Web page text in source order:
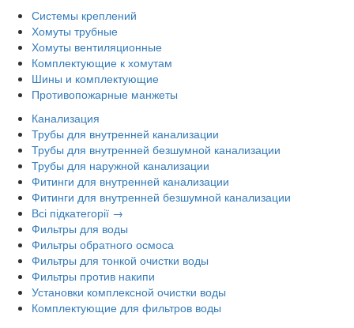
Системы креплений
Хомуты трубные
Хомуты вентиляционные
Комплектующие к хомутам
Шины и комплектующие
Противопожарные манжеты
Канализация
Трубы для внутренней канализации
Трубы для внутренней безшумной канализации
Трубы для наружной канализации
Фитинги для внутренней канализации
Фитинги для внутренней безшумной канализации
Всі підкатегорії →
Фильтры для воды
Фильтры обратного осмоса
Фильтры для тонкой очистки воды
Фильтры против накипи
Установки комплексной очистки воды
Комплектующие для фильтров воды